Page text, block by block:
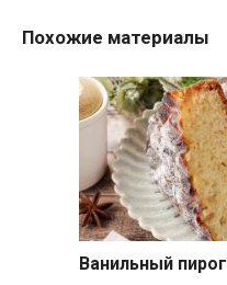
Похожие материалы
Ванильный пирог